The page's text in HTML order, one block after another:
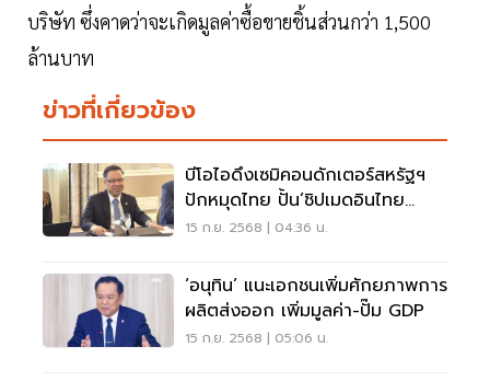
บริษัท ซึ่งคาดว่าจะเกิดมูลค่าซื้อขายชิ้นส่วนกว่า 1,500
ล้านบาท
ข่าวที่เกี่ยวข้อง
บีโอไอดึงเซมิคอนดักเตอร์สหรัฐฯ
ปักหมุดไทย ปั้น’ชิปเมดอินไทย
แลนด์’
15 ก.ย. 2568 | 04:36 น.
‘อนุทิน’ แนะเอกชนเพิ่มศักยภาพการ
ผลิตส่งออก เพิ่มมูลค่า-ปั๊ม GDP
15 ก.ย. 2568 | 05:06 น.